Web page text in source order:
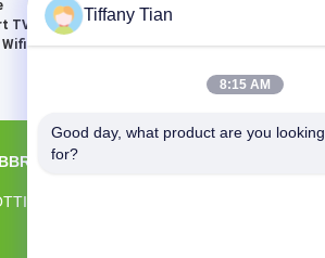
TV
Android 27 Inch ELC
Packgo Portatile Smart TV
Tablet Android
Tiffany Tian
8:15 AM
Good day, what product are you looking
for?